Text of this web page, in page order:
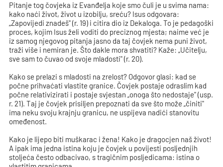
Pitanje tog čovjeka iz Evanđelja koje smo čuli je u svima nama:
kako naći život, život u izobilju, sreću? Isus odgovara:
„Zapovijedi znadeš" (r. 19) i citira dio iz Dekaloga. To je pedagoški
proces, kojim Isus želi voditi do preciznog mjesta; naime već je
iz samog njegovog pitanja jasno da taj čovjek nema puni život,
traži više i nemiran je. Što dakle mora shvatiti? Kaže: „Učitelju,
sve sam to čuvao od svoje mladosti" (r. 20).
Kako se prelazi s mladosti na zrelost? Odgovor glasi: kad se
počne prihvaćati vlastite granice. Čovjek postaje odraslim kad
počne relativizirati i postaje svjestan „onoga što nedostaje" (usp.
r. 21). Taj je čovjek prisiljen prepoznati da sve što može „činiti"
ima neku svoju krajnju granicu, ne uspijeva nadići stanovitu
omeđenost.
Kako je lijepo biti muškarac i žena! Kako je dragocjen naš život!
A ipak ima jedna istina koju je čovjek u povijesti posljednjih
stoljeća često odbacivao, s tragičnim posljedicama: istina o